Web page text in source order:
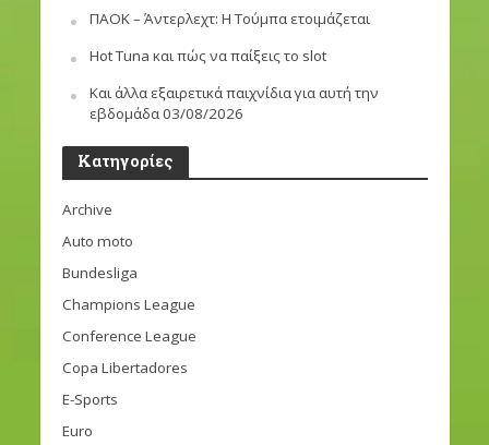
ΠΑΟΚ – Άντερλεχτ: Η Τούμπα ετοιμάζεται
Hot Tuna και πώς να παίξεις το slot
Και άλλα εξαιρετικά παιχνίδια για αυτή την
εβδομάδα 03/08/2026
Kατηγορίες
Archive
Auto moto
Bundesliga
Champions League
Conference League
Copa Libertadores
E-Sports
Euro